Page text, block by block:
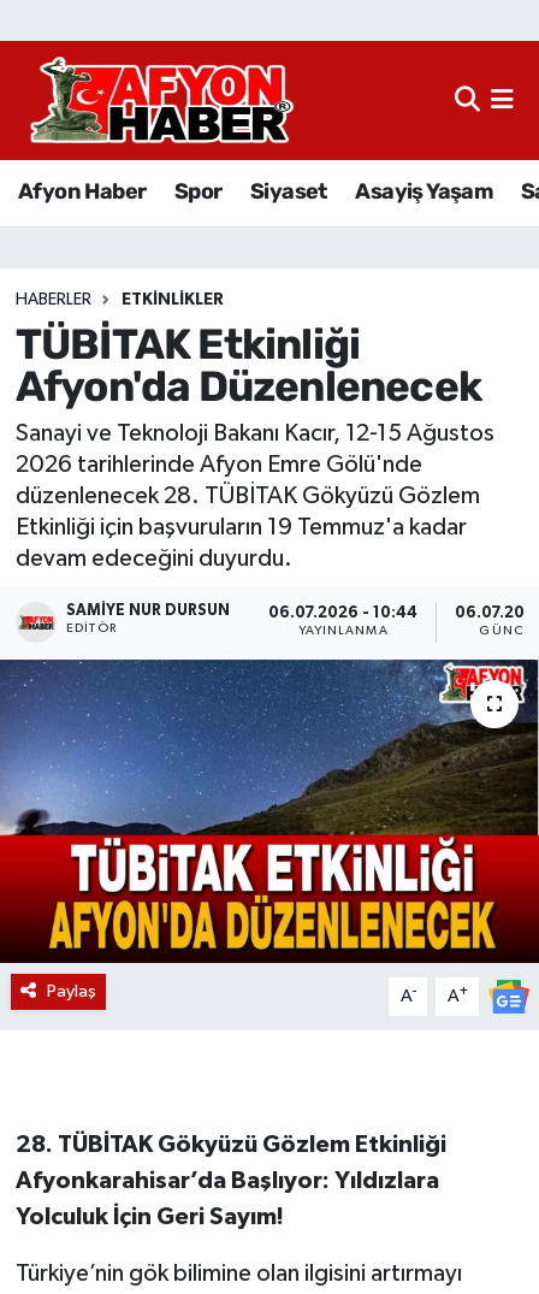
Afyon Haber Spor Siyaset Asayiş Yaşam
HABERLER ETKINLIKLER
TÜBİTAK Etkinliği
Afyon'da Düzenlenecek
Sanayi ve Teknoloji Bakanı Kacır, 12-15 Ağustos
2026 tarihlerinde Afyon Emre Gölü'nde
düzenlenecek 28. TÜBİTAK Gökyüzü Gözlem
Etkinliği için başvuruların 19 Temmuz'a kadar
devam edeceğini duyurdu.
SAMIYE NUR DURSUN
EDITÖR
06.07.2026 - 10:44
YAYINLANMA
Paylaş A- A+
28. TÜBİTAK Gökyüzü Gözlem Etkinliği
Afyonkarahisar’da Başlıyor: Yıldızlara
Yolculuk İçin Geri Sayım!
Türkiye’nin gök bilimine olan ilgisini artırmayı
Afyon Haber
Sağlık
Eğitim
Sivil Toplum
Ekonomi